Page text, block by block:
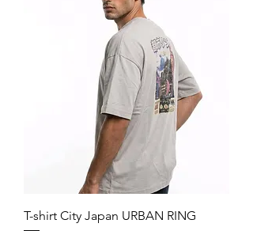
T-shirt City Japan URBAN RING